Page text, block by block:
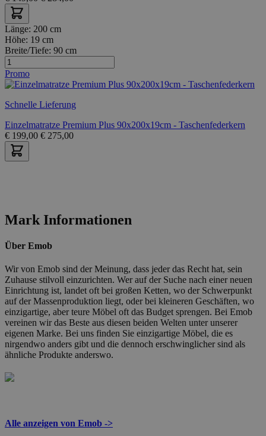
Länge: 200 cm
Höhe: 19 cm
Breite/Tiefe: 90 cm
Promo
Schnelle Lieferung
Einzelmatratze Premium Plus 90x200x19cm - Taschenfederkern
€ 199,00 € 275,00
Mark Informationen
Über Emob
Wir von Emob sind der Meinung, dass jeder das Recht hat, sein
Zuhause stilvoll einzurichten. Wer auf der Suche nach einer neuen
Einrichtung ist, landet oft bei großen Ketten, wo der Schwerpunkt
auf der Massenproduktion liegt, oder bei kleineren Geschäften, wo
einzigartige, aber teure Möbel oft das Budget sprengen. Bei Emob
vereinen wir das Beste aus diesen beiden Welten unter unserer
eigenen Marke. Bei uns finden Sie einzigartige Möbel, die es
nirgendwo anders gibt und die dennoch erschwinglicher sind als
ähnliche Produkte anderswo.
Alle anzeigen von Emob ->